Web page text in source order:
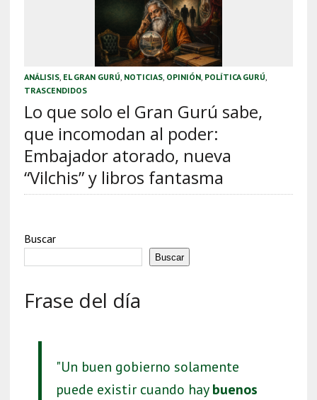
ANÁLISIS, EL GRAN GURÚ, NOTICIAS, OPINIÓN, POLÍTICA GURÚ,
TRASCENDIDOS
Lo que solo el Gran Gurú sabe,
que incomodan al poder:
Embajador atorado, nueva
“Vilchis” y libros fantasma
Buscar
Buscar
Frase del día
"Un buen gobierno solamente
puede existir cuando haybuenos